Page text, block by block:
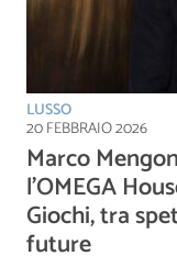
LUSSO
20 FEBBRAIO 2026
Marco
l’OMEGA
Giochi, tra
future